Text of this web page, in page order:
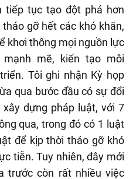
tiếp tục tạo đột phá hơn
gỡ hết các khó khăn,
khơi thông mọi nguồn lực
mẽ, kiến tạo môi
Tôi ghi nhận Kỳ họp
qua bước đầu có sự đổi
dựng pháp luật, với 7
qua, trong đó có 1 luật
để kịp thời tháo gỡ khó
tiễn. Tuy nhiên, đây mới
trước còn rất nhiều việc